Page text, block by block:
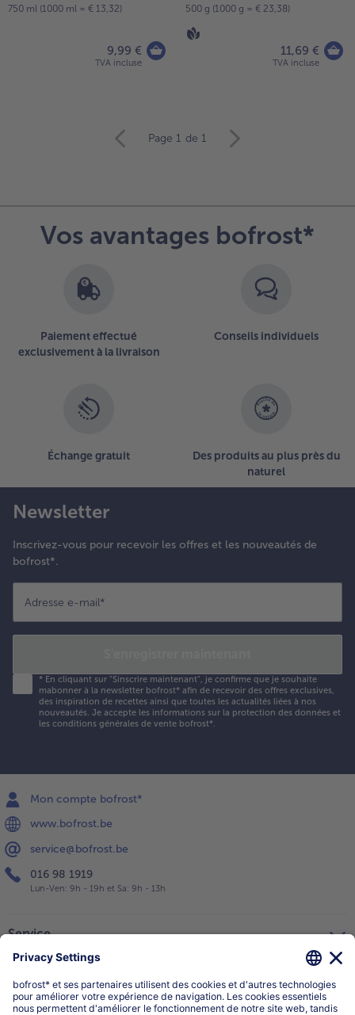
750 ml (1000 ml = € 13,32)
9,99 €
TVA incluse
500 g (1000 g = € 23,38)
11,69 €
TVA incluse
des
articles.
Page 1 de 1
Vos avantages bofrost*
Paiement effectué
exclusivement à la livraison
Conseils individuels
Échange gratuit
Des produits au plus près du
naturel
Newsletter
Inscrivez-vous pour recevoir les offres et les nouveautés de
bofrost*.
Adresse e-mail*
* En cliquant sur "Sinscrire maintenant", je confirme que je souhaite
mabonner à la newsletter bofrost* afin de recevoir des offres exclusives,
des inspiration de recettes ainsi que toutes les actualités liées à nos
nouveautés. Je accepte les informations sur la protection des données et
les conditions générales de vente bofrost*
Mon compte bofrost*
www.bofrost.be
service@bofrost.be
016 98 1919
Lun-Ven: 9h - 19h et Sa: 9h - 13h
Service